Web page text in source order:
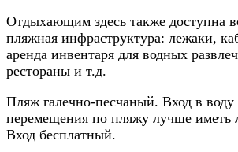
Отдыхающим здесь также доступна
пляжная инфраструктура: лежаки,
аренда инвентаря для водных
рестораны и т.д.
Пляж галечно-песчаный. Вход в
перемещения по пляжу лучше иметь
Вход бесплатный.